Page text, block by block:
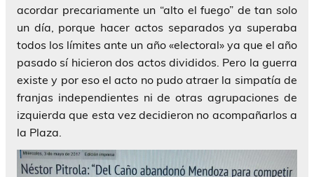
acordar precariamente un “alto el fuego” de tan solo
un día, porque hacer actos separados ya superaba
todos los límites ante un año «electoral» ya que el año
pasado sí hicieron dos actos divididos. Pero la guerra
existe y por eso el acto no pudo atraer la simpatía de
franjas independientes ni de otras agrupaciones de
izquierda que esta vez decidieron no acompañarlos a
la Plaza.